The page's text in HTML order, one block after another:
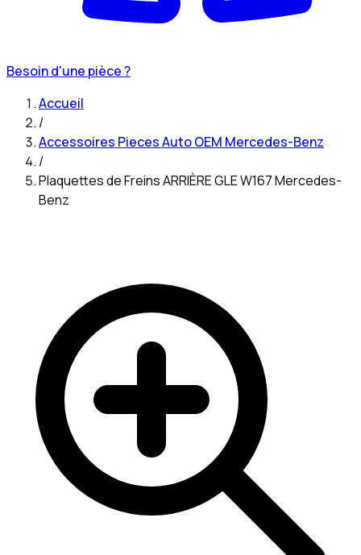
Besoin d'une pièce ?
Accueil
/
Accessoires Pieces Auto OEM Mercedes-Benz
/
Plaquettes de Freins ARRIÈRE GLE W167 Mercedes-
Benz